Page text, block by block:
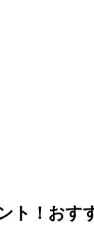
！おす